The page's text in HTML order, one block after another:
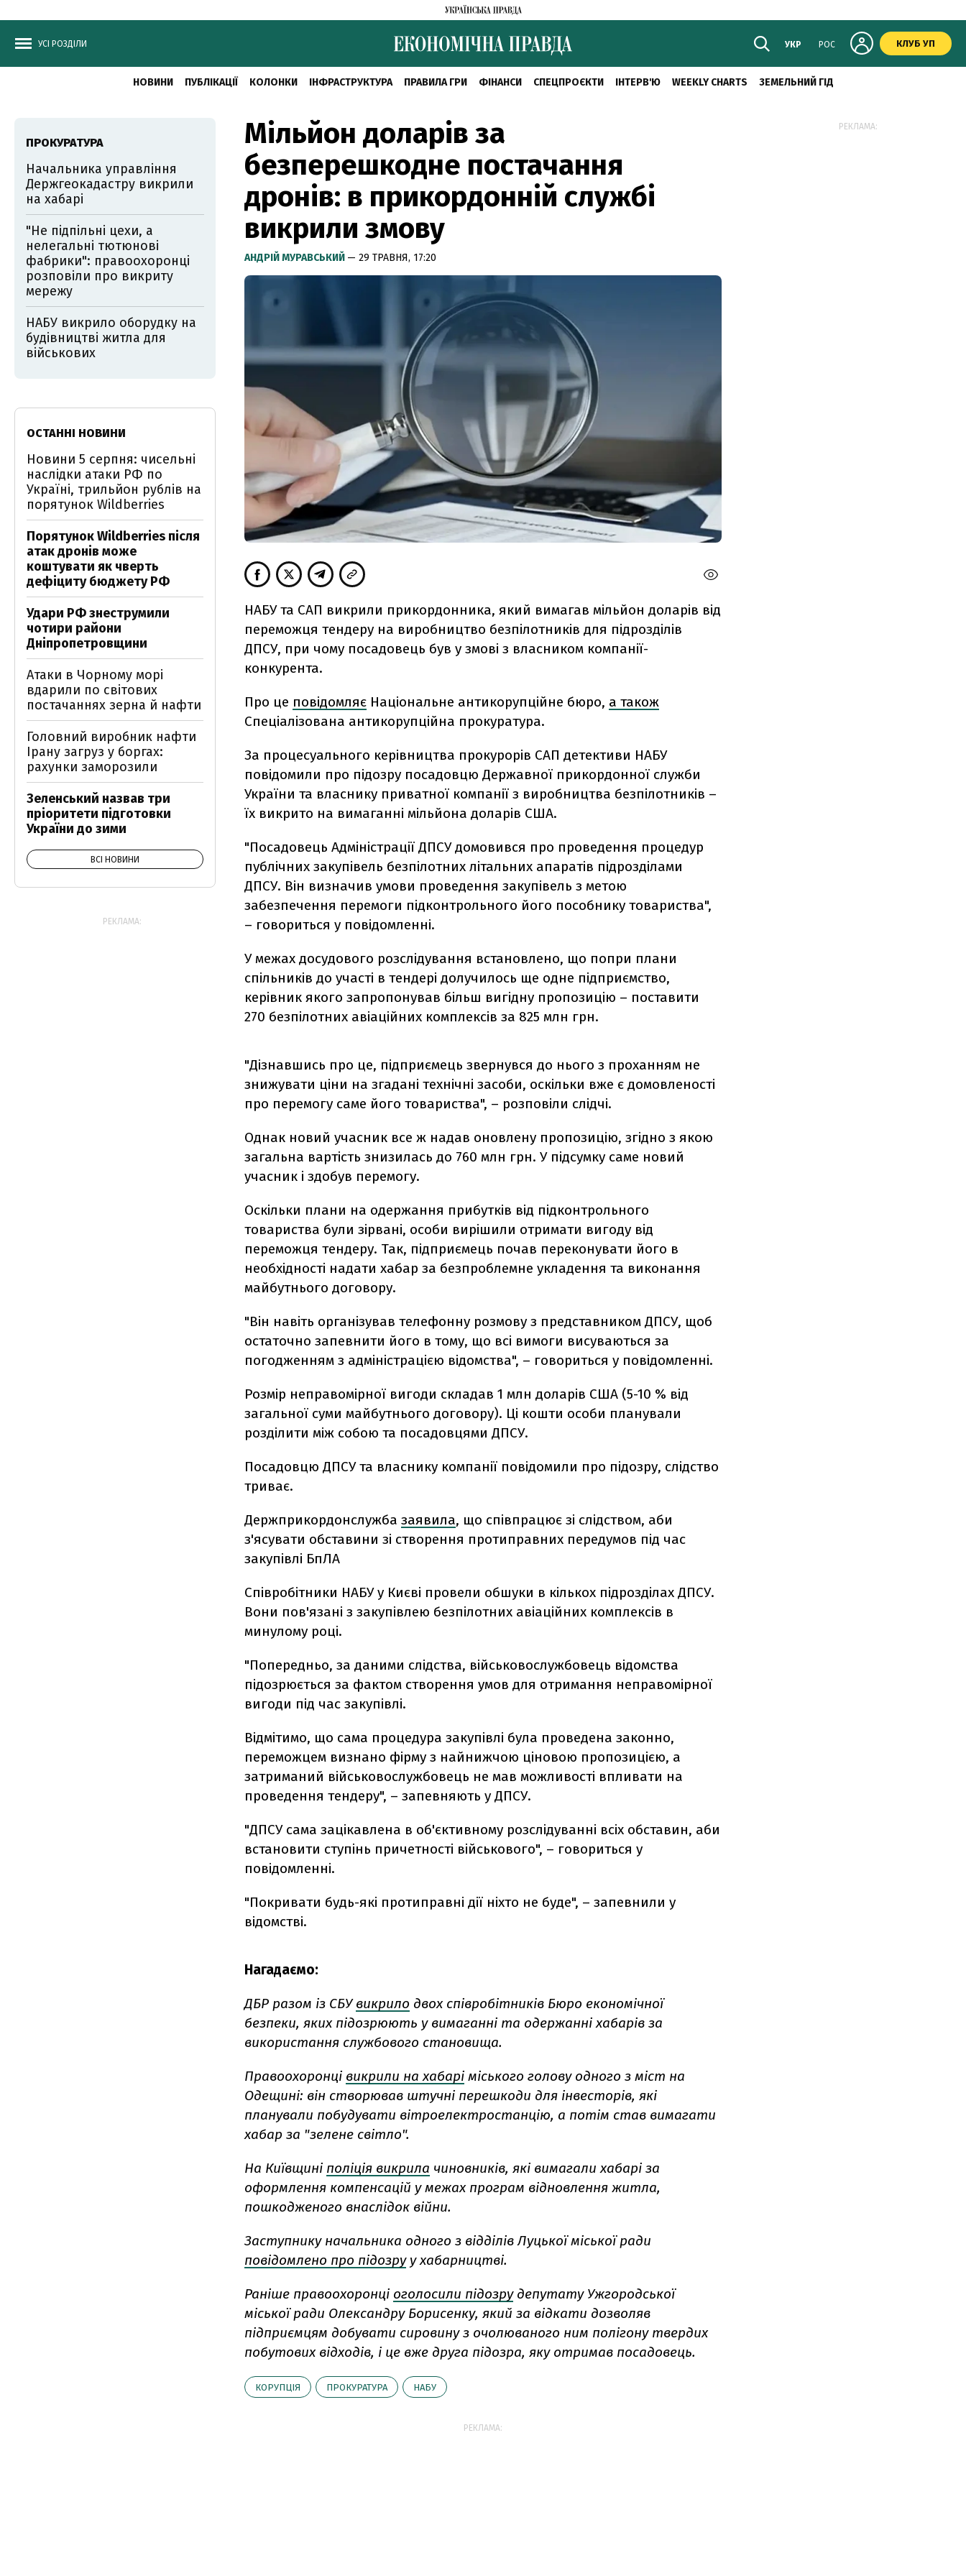
УСІ РОЗДІЛИ УКР РОС КЛУБ УП
НОВИНИ ПУБЛІКАЦІЇ КОЛОНКИ ІНФРАСТРУКТУРА ПРАВИЛА ГРИ ФІНАНСИ СПЕЦПРОЄКТИ ІНТЕРВ'Ю WEEKLY CHARTS ЗЕМЕЛЬНИЙ ГІД
Мільйон доларів за
безперешкодне постачання
дронів: в прикордонній службі
викрили змову
АНДРІЙ МУРАВСЬКИЙ — 29 ТРАВНЯ, 17:20
НАБУ та САП викрили прикордонника, який вимагав мільйон доларів від
переможця тендеру на виробництво безпілотників для підрозділів
ДПСУ, при чому посадовець був у змові з власником компанії-
конкурента.
Про це повідомляє Національне антикорупційне бюро, а також
Спеціалізована антикорупційна прокуратура.
За процесуального керівництва прокурорів САП детективи НАБУ
повідомили про підозру посадовцю Державної прикордонної служби
України та власнику приватної компанії з виробництва безпілотників –
їх викрито на вимаганні мільйона доларів США.
"Посадовець Адміністрації ДПСУ домовився про проведення процедур
публічних закупівель безпілотних літальних апаратів підрозділами
ДПСУ. Він визначив умови проведення закупівель з метою
забезпечення перемоги підконтрольного його пособнику товариства",
– говориться у повідомленні.
У межах досудового розслідування встановлено, що попри плани
спільників до участі в тендері долучилось ще одне підприємство,
керівник якого запропонував більш вигідну пропозицію – поставити
270 безпілотних авіаційних комплексів за 825 млн грн.
"Дізнавшись про це, підприємець звернувся до нього з проханням не
знижувати ціни на згадані технічні засоби, оскільки вже є домовленості
про перемогу саме його товариства", – розповіли слідчі.
Однак новий учасник все ж надав оновлену пропозицію, згідно з якою
загальна вартість знизилась до 760 млн грн. У підсумку саме новий
учасник і здобув перемогу.
Оскільки плани на одержання прибутків від підконтрольного
товариства були зірвані, особи вирішили отримати вигоду від
переможця тендеру. Так, підприємець почав переконувати його в
необхідності надати хабар за безпроблемне укладення та виконання
майбутнього договору.
"Він навіть організував телефонну розмову з представником ДПСУ, щоб
остаточно запевнити його в тому, що всі вимоги висуваються за
погодженням з адміністрацією відомства", – говориться у повідомленні.
Розмір неправомірної вигоди складав 1 млн доларів США (5-10 % від
загальної суми майбутнього договору). Ці кошти особи планували
розділити між собою та посадовцями ДПСУ.
Посадовцю ДПСУ та власнику компанії повідомили про підозру, слідство
триває.
Держприкордонслужба заявила, що співпрацює зі слідством, аби
з'ясувати обставини зі створення протиправних передумов під час
закупівлі БпЛА
Співробітники НАБУ у Києві провели обшуки в кількох підрозділах ДПСУ.
Вони пов'язані з закупівлею безпілотних авіаційних комплексів в
минулому році.
"Попередньо, за даними слідства, військовослужбовець відомства
підозрюється за фактом створення умов для отримання неправомірної
вигоди під час закупівлі.
Відмітимо, що сама процедура закупівлі була проведена законно,
переможцем визнано фірму з найнижчою ціновою пропозицією, а
затриманий військовослужбовець не мав можливості впливати на
проведення тендеру", – запевняють у ДПСУ.
"ДПСУ сама зацікавлена в об'єктивному розслідуванні всіх обставин, аби
встановити ступінь причетності військового", – говориться у
повідомленні.
"Покривати будь-які протиправні дії ніхто не буде", – запевнили у
відомстві.
Нагадаємо:
ДБР разом із СБУ викрило двох співробітників Бюро економічної
безпеки, яких підозрюють у вимаганні та одержанні хабарів за
використання службового становища.
Правоохоронці викрили на хабарі міського голову одного з міст на
Одещині: він створював штучні перешкоди для інвесторів, які
планували побудувати вітроелектростанцію, а потім став вимагати
хабар за "зелене світло".
На Київщині поліція викрила чиновників, які вимагали хабарі за
оформлення компенсацій у межах програм відновлення житла,
пошкодженого внаслідок війни.
Заступнику начальника одного з відділів Луцької міської ради
повідомлено про підозру у хабарництві.
Раніше правоохоронці оголосили підозру депутату Ужгородської
міської ради Олександру Борисенку, який за відкати дозволяв
підприємцям добувати сировину з очолюваного ним полігону твердих
побутових відходів, і це вже друга підозра, яку отримав посадовець.
КОРУПЦІЯ ПРОКУРАТУРА НАБУ
РЕКЛАМА:
ПРОКУРАТУРА
Начальника управління
Держгеокадастру викрили
на хабарі
"Не підпільні цехи, а
нелегальні тютюнові
фабрики": правоохоронці
розповіли про викриту
мережу
НАБУ викрило оборудку на
будівництві житла для
військових
ОСТАННІ НОВИНИ
Новини 5 серпня: чисельні
наслідки атаки РФ по
Україні, трильйон рублів на
порятунок Wildberries
Порятунок Wildberries після
атак дронів може
коштувати як чверть
дефіциту бюджету РФ
Удари РФ знеструмили
чотири райони
Дніпропетровщини
Атаки в Чорному морі
вдарили по світових
постачаннях зерна й нафти
Головний виробник нафти
Ірану загруз у боргах:
рахунки заморозили
Зеленський назвав три
пріоритети підготовки
України до зими
ВСІ НОВИНИ
РЕКЛАМА:
РЕКЛАМА: